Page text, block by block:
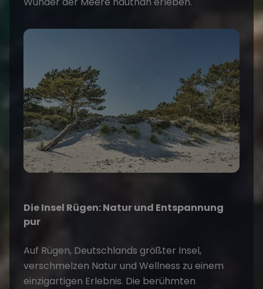
Die Insel Rügen: Natur und Entspannung
pur
Auf Rügen, Deutschlands größter Insel,
verschmelzen Natur und Wellness zu einem
einzigartigen Erlebnis. Die berühmten